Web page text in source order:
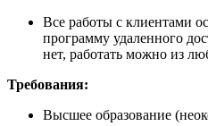
Все работы с клиентами
программу удаленного
нет, работать можно из
Требования:
Высшее образование